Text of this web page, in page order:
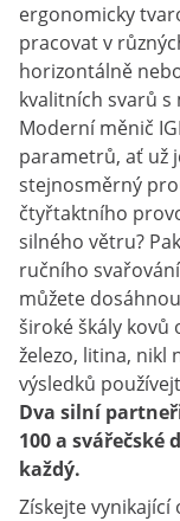
ergonomicky
pracovat v
horizontálně
kvalitních svarů
Moderní měnič
parametrů, ať už
stejnosměrný
čtyřtaktního
silného větru?
ručního
můžete
široké škály kovů
železo, litina, nikl
výsledků
Dva silní
100 a svářečské
každý.
Získejte